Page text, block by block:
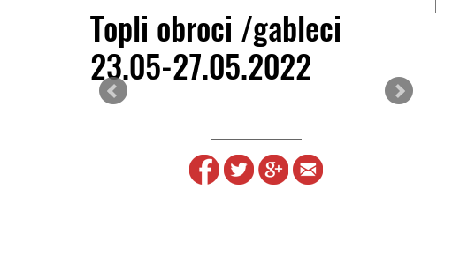
Topli obroci /gableci
23.05-27.05.2022